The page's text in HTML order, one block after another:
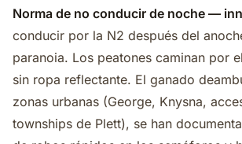
Norma de no conducir de noche —
conducir por la N2 después del
paranoia. Los peatones caminan por
sin ropa reflectante. El ganado
zonas urbanas (George, Knysna,
townships de Plett), se han